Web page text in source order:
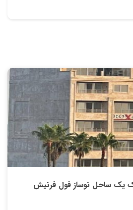
یک ساحل نوساز فول فرنیش